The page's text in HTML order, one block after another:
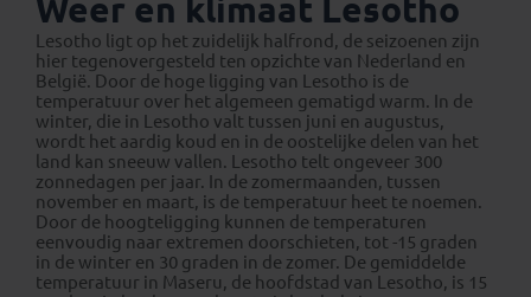
Weer en klimaat Lesotho
Lesotho ligt op het zuidelijk halfrond, de seizoenen zijn
hier tegenovergesteld ten opzichte van Nederland en
België. Door de hoge ligging van Lesotho is de
temperatuur over het algemeen gematigd warm. In de
winter, die in Lesotho valt tussen juni en augustus,
wordt het aardig koud en in de oostelijke delen van het
land kan sneeuw vallen. Lesotho telt ongeveer 300
zonnedagen per jaar. In de zomermaanden, tussen
november en maart, is de temperatuur heet te noemen.
Door de hoogteligging kunnen de temperaturen
eenvoudig naar extremen doorschieten, tot -15 graden
in de winter en 30 graden in de zomer. De gemiddelde
temperatuur in Maseru, de hoofdstad van Lesotho, is 15